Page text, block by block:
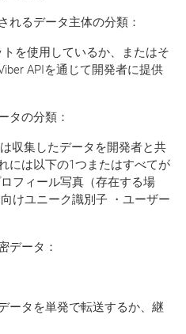
れるデータ主体の分類 ：
を使用しているか、またはそ
APIを通じて開発者に提供
タの分類：
収集したデータを開発者と共
には以下の1つまたはすべてが
フィール写真（存在する場
けユニーク識別子 ・ユーザー
データ：
ータを単発で転送するか、継